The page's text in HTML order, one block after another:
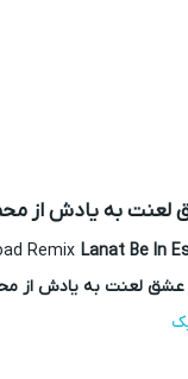
لعنت به یادش از
Remix Lanat Be In
عشق لعنت به یادش از